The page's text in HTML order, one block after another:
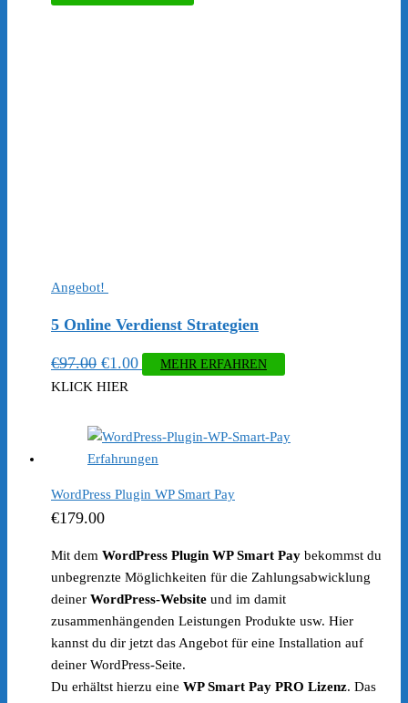
Angebot!
5 Online Verdienst Strategien
€97.00 Ursprünglicher
Preis
€97.00
€1.00Aktueller
€1.00.
MEHR ERFAHREN
KLICK HIER
WordPress Plugin WP Smart Pay
€179.00
Mit dem WordPress Plugin WP Smart Pay bekommst du
unbegrenzte Möglichkeiten für die Zahlungsabwicklung
deiner WordPress-Website und im damit
zusammenhängenden Leistungen Produkte usw. Hier
kannst du dir jetzt das Angebot für eine Installation auf
deiner WordPress-Seite.
Du erhältst hierzu eine WP Smart Pay PRO Lizenz. Das